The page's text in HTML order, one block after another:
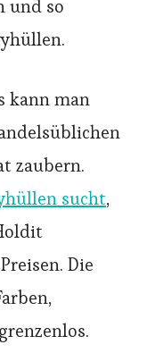
und so
kann man
zaubern.
sucht,
Die